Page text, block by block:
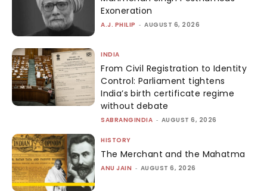
Exoneration
A.J. PHILIP - AUGUST 6, 2026
INDIA
From Civil Registration to Identity
Control: Parliament tightens
India’s birth certificate regime
without debate
SABRANGINDIA - AUGUST 6, 2026
HISTORY
The Merchant and the Mahatma
ANU JAIN - AUGUST 6, 2026